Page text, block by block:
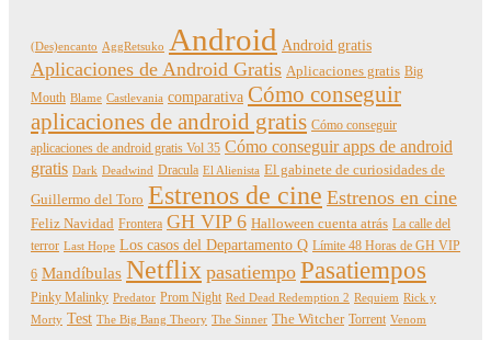
(Des)encanto AggRetsuko Android Android gratis
Aplicaciones de Android Gratis Aplicaciones gratis Big
Mouth Blame Castlevania comparativa Cómo conseguir
aplicaciones de android gratis Cómo conseguir
aplicaciones de android gratis Vol 35 Cómo conseguir apps de android
gratis Dark Deadwind Dracula El Alienista El gabinete de curiosidades de
Guillermo del Toro Estrenos de cine Estrenos en cine
Feliz Navidad Frontera GH VIP 6 Halloween cuenta atrás La calle del
terror Last Hope Los casos del Departamento Q Límite 48 Horas de GH VIP
6 Mandíbulas Netflix pasatiempo Pasatiempos
Pinky Malinky Predator Prom Night Red Dead Redemption 2 Requiem Rick y
Morty Test The Big Bang Theory The Sinner The Witcher Torrent Venom